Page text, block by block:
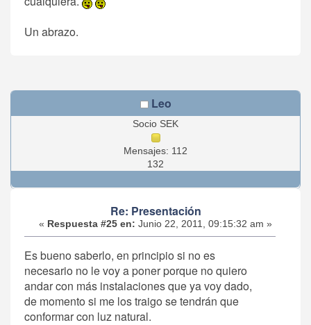
Un abrazo.
Leo
Socio SEK
Mensajes: 112
132
Re: Presentación
« Respuesta #25 en: Junio 22, 2011, 09:15:32 am »
Es bueno saberlo, en principio si no es
necesario no le voy a poner porque no quiero
andar con más instalaciones que ya voy dado,
de momento si me los traigo se tendrán que
conformar con luz natural.